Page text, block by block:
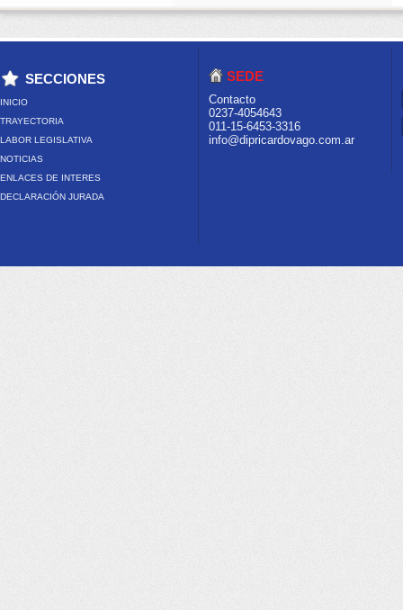
SECCIONES
INICIO
TRAYECTORIA
LABOR LEGISLATIVA
NOTICIAS
ENLACES DE INTERES
DECLARACIÓN JURADA
SEDE
Contacto
0237-4054643
011-15-6453-3316
info@dipricardovago.com.ar